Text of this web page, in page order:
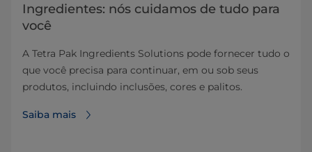
Ingredientes: nós cuidamos de tudo para
você
A Tetra Pak Ingredients Solutions pode fornecer tudo o
que você precisa para continuar, em ou sob seus
produtos, incluindo inclusões, cores e palitos.
Saiba mais